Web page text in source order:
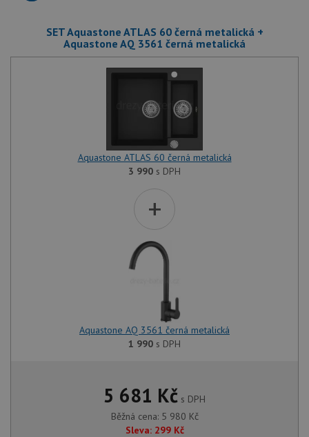
SET Aquastone ATLAS 60 černá metalická +
Aquastone AQ 3561 černá metalická
Aquastone ATLAS 60 černá metalická
3 990 s DPH
+
Aquastone AQ 3561 černá metalická
1 990 s DPH
5 681 Kč s DPH
Běžná cena: 5 980 Kč
Sleva: 299 Kč